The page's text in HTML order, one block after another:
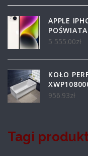
APPLE
POŚWIATA
5 555.00zł
KOŁO
956.93zł
Tagi